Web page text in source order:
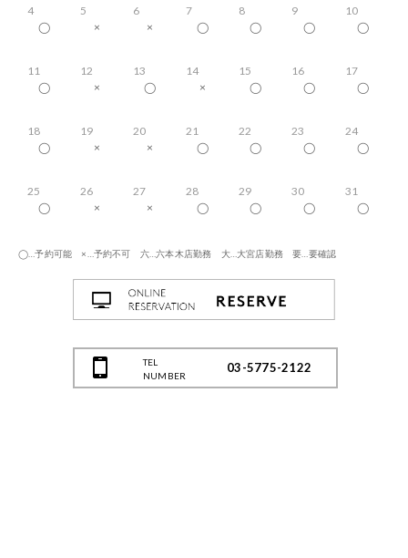
4
◯
5
×
6
×
7
◯
8
◯
9
◯
10
◯
11
◯
12
×
13
◯
14
×
15
◯
16
◯
17
◯
18
◯
19
×
20
×
21
◯
22
◯
23
◯
24
◯
25
◯
26
×
27
×
28
◯
29
◯
30
◯
31
◯
◯…予約可能 ×…予約不可 六…六本木店勤務 大…大宮店勤務 要…要確認
TEL
NUMBER
03-5775-2122